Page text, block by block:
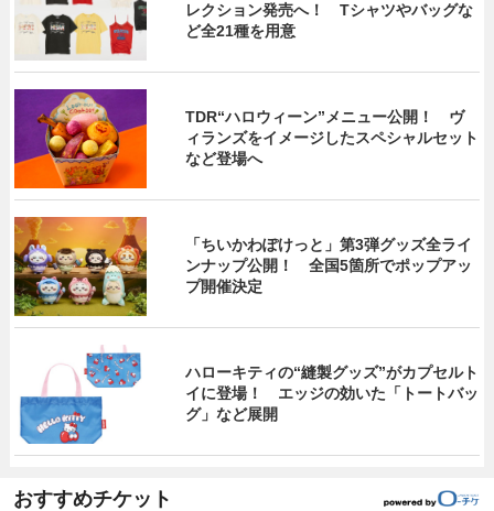
レクション発売へ！ Tシャツやバッグな
ど全21種を用意
TDR“ハロウィーン”メニュー公開！ ヴ
ィランズをイメージしたスペシャルセット
など登場へ
「ちいかわぽけっと」第3弾グッズ全ライ
ンナップ公開！ 全国5箇所でポップアッ
プ開催決定
ハローキティの“縫製グッズ”がカプセルト
イに登場！ エッジの効いた「トートバッ
グ」など展開
おすすめチケット